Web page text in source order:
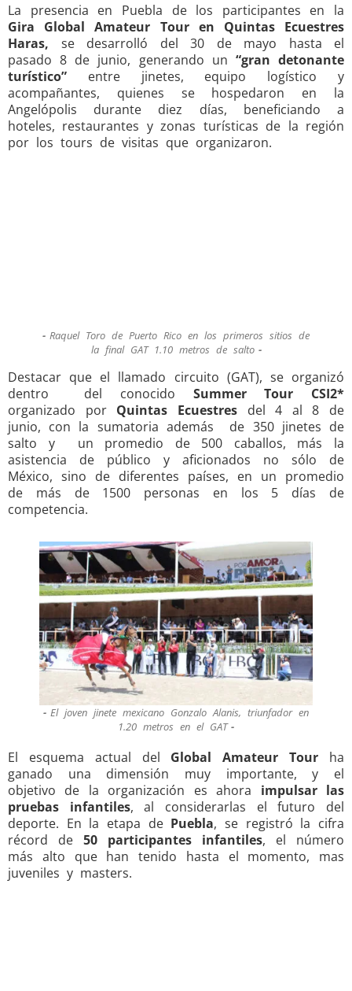
La presencia en Puebla de los participantes en la
Gira Global Amateur Tour en Quintas Ecuestres
Haras, se desarrolló del 30 de mayo hasta el
pasado 8 de junio, generando un “gran detonante
turístico” entre jinetes, equipo logístico y
acompañantes, quienes se hospedaron en la
Angelópolis durante diez días, beneficiando a
hoteles, restaurantes y zonas turísticas de la región
por los tours de visitas que organizaron.
Raquel Toro de Puerto Rico en los primeros sitios de
la final GAT 1.10 metros de salto
Destacar que el llamado circuito (GAT), se organizó
dentro del conocido Summer Tour CSI2*
organizado por Quintas Ecuestresdel 4 al 8 de
junio, con la sumatoria además de 350 jinetes de
salto y un promedio de 500 caballos, más la
asistencia de público y aficionados no sólo de
México, sino de diferentes países, en un promedio
de más de 1500 personas en los 5 días de
competencia.
El joven jinete mexicano Gonzalo Alanis, triunfador en
1.20 metros en el GAT
El esquema actual del Global Amateur Tour ha
ganado una dimensión muy importante, y el
objetivo de la organización es ahora impulsar las
pruebas infantiles, al considerarlas el futuro del
deporte. En la etapa de Puebla, se registró la cifra
récord de 50 participantes infantiles, el número
más alto que han tenido hasta el momento, mas
juveniles y masters.